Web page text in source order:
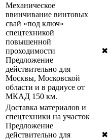
Механическое
ввинчивание винтовых
свай «под ключ»
спецтехникой
повышенной
проходимости
Предложение
действительно для
Москвы, Московской
области и в радиусе от
МКАД 150 км.
✖
Доставка материалов и
спецтехники на участок
Предложение
действительно для
✖